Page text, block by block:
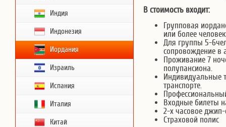
Индия
Индонезия
Иордания
Израиль
Испания
Италия
Китай
В стоимость входит:
Групповая
или более
Для группы 5-
сопровождение в
Проживание 7
полупансиона.
Индивидуальные
транспорте.
Входные билеты
2-х часовое
Страховой полис